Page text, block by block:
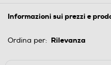
Informazioni sui prezzi e
Ordina per: